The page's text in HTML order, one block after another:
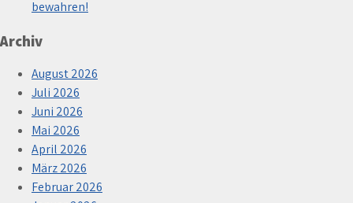
bewahren!
Archiv
August 2026
Juli 2026
Juni 2026
Mai 2026
April 2026
März 2026
Februar 2026